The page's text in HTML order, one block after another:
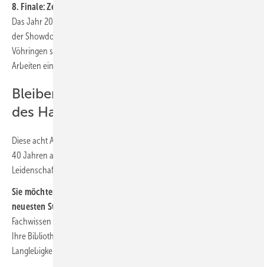
8. Finale: Zehn Meisterstücke nominiert
Das Jahr 2025 endete mit einem Paukenschlag. Im November fand
der Showdown der nominierten Meisterstücke bei M.A.S.C. in
Vöhringen statt. Zehn Finalisten präsentierten ihre teils riesigen
Arbeiten einer Fachjury. 👉
Bleiben Sie auch 2026 an der Spitze
des Handwerks
Diese acht Artikel stehen stellvertretend für das, was BAUMETALL seit
40 Jahren ausmacht: Praxisnähe, technischer Tiefgang und die
Leidenschaft für Metalle.
Sie möchten keine Ausgabe verpassen und immer auf dem
neuesten Stand der Technik bleiben?
Fachwissen im Abonnement oder bestellen Sie gezielt Einzelhefte für
Ihre Bibliothek. Werden Sie Teil einer Gemeinschaft, die Wert auf
Langlebigkeit und Qualität legt.